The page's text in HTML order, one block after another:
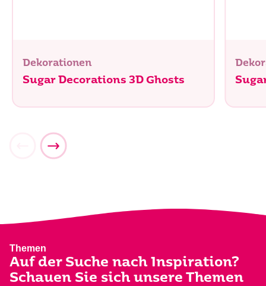
Dekorationen
Sugar Decorations 3D Ghosts
Themen
Auf der Suche nach Inspiration?
Schauen Sie sich unsere Themen